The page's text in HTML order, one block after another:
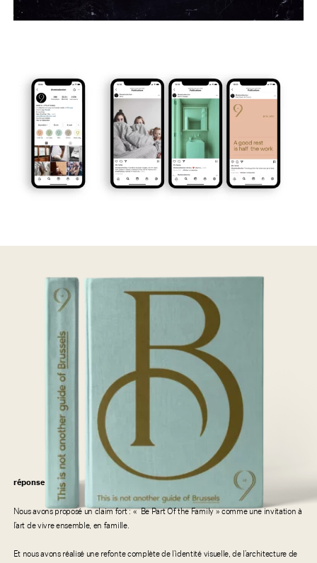
réponse
Nous avons proposé un claim fort : « Be Part Of the Family » comme une invitation à
l’art de vivre ensemble, en famille.
Et nous avons réalisé une refonte complète de l’identité visuelle, de l’architecture de